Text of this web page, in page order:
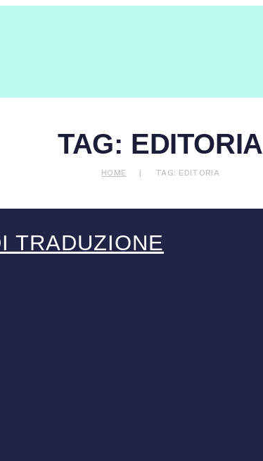
TAG: EDITORIA
HOME TAG: EDITORIA
TRADUZIONE